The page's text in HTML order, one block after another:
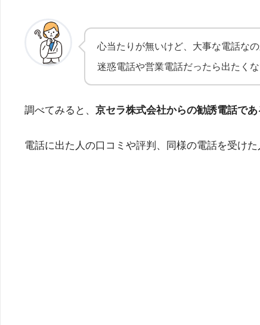
心当たりが無いけど、大事な電話な
迷惑電話や営業電話だったら出たく
調べてみると、 京セラ株式会社からの勧誘電話であ
電話に出た人の口コミや評判、同様の電話を受け